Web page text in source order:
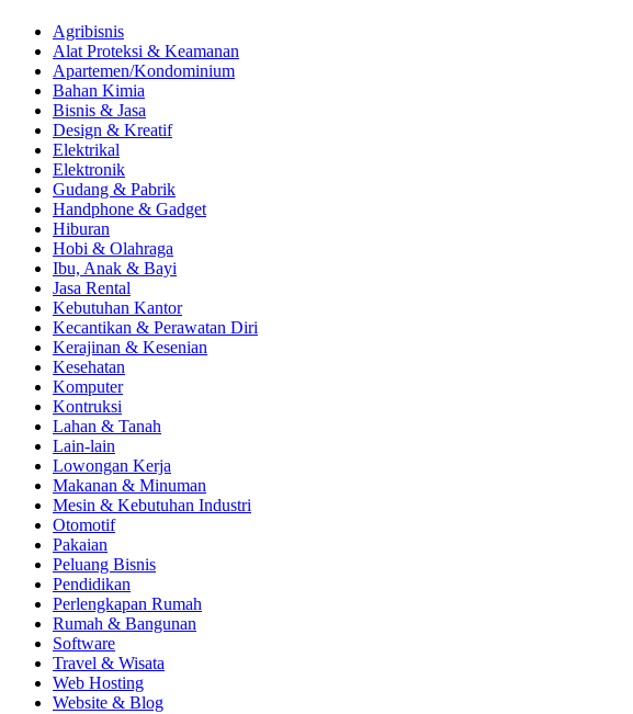
Agribisnis
Alat Proteksi & Keamanan
Apartemen/Kondominium
Bahan Kimia
Bisnis & Jasa
Design & Kreatif
Elektrikal
Elektronik
Gudang & Pabrik
Handphone & Gadget
Hiburan
Hobi & Olahraga
Ibu, Anak & Bayi
Jasa Rental
Kebutuhan Kantor
Kecantikan & Perawatan Diri
Kerajinan & Kesenian
Kesehatan
Komputer
Kontruksi
Lahan & Tanah
Lain-lain
Lowongan Kerja
Makanan & Minuman
Mesin & Kebutuhan Industri
Otomotif
Pakaian
Peluang Bisnis
Pendidikan
Perlengkapan Rumah
Rumah & Bangunan
Software
Travel & Wisata
Web Hosting
Website & Blog